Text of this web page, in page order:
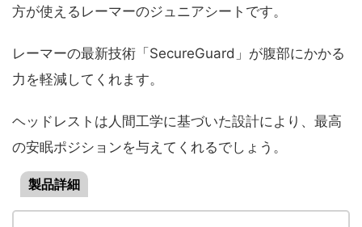
方が使えるレーマーのジュニアシートです。
レーマーの最新技術「SecureGuard」が腹部にかかる
力を軽減してくれます。
ヘッドレストは人間工学に基づいた設計により、最高
の安眠ポジションを与えてくれるでしょう。
製品詳細